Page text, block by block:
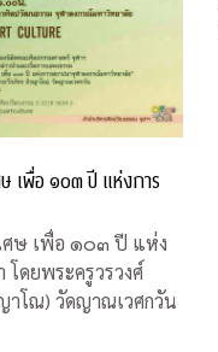
เพื่อ ๑๐๓ ปี แห่งการ
ศษ เพื่อ ๑๐๓ ปี แห่ง
ดยพระครูวรวงศ์
าโณ) วัดญาณเวศกวัน